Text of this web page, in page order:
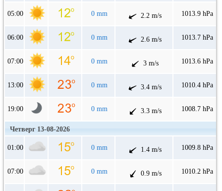
05:00 0 mm 2.2 m/s 1013.9 hPa
06:00 0 mm 2.6 m/s 1013.7 hPa
07:00 0 mm 3 m/s 1013.6 hPa
13:00 0 mm 3.4 m/s 1010.4 hPa
19:00 0 mm 3.3 m/s 1008.7 hPa
Четверг 13-08-2026
01:00 0 mm 1.4 m/s 1009.8 hPa
07:00 0 mm 0.9 m/s 1010.2 hPa